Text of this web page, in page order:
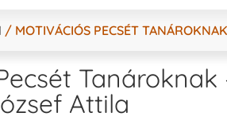
/ MOTIVÁCIÓS PECSÉT
Tanároknak
Attila